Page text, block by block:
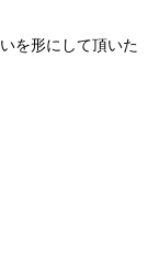
を形にして頂いた